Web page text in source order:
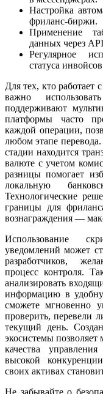
Настройка
фриланс-биржи.
Применение
данных через
Регулярное
статуса
Для тех, кто работает
важно
поддерживают
платформы часто
каждой операции,
любом этапе перевода.
стадии находится
валюте с учетом
разницы помогает
локальную
Технологические
границы для
вознаграждения —
Использование
уведомлений может
разработчиков,
процесс контроля.
анализировать
информацию в
сможете мгновенно
проверить, перевели
текущий день.
экосистемы позволяет
качества
высокой
своих активах
Не забывайте о